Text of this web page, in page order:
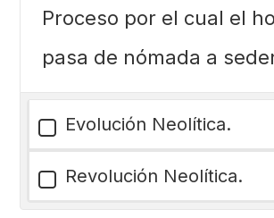
Proceso por el cual el
pasa de nómada a
Evolución Neolítica.
Revolución Neolítica.